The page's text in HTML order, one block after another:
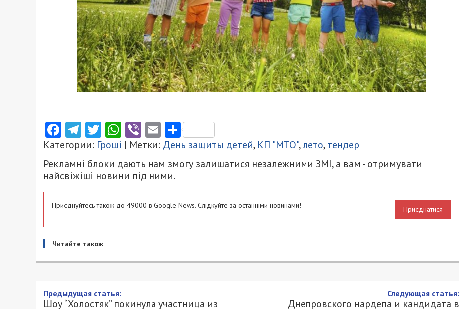
Facebook
Telegram
Twitter
WhatsApp
ViberEmailПоділитися
Категории: Гроші | Метки: День защиты детей, КП "МТО",лето,тендер
Рекламні блоки дають нам змогу залишатися незалежними ЗМІ, а вам - отримувати
найсвіжіші новини під ними.
Приєднуйтесь також до 49000 в Google News. Слідкуйте за останніми новинами! Приєднатися
Читайте також
Шоу “Холостяк” покинула участница из Днепра